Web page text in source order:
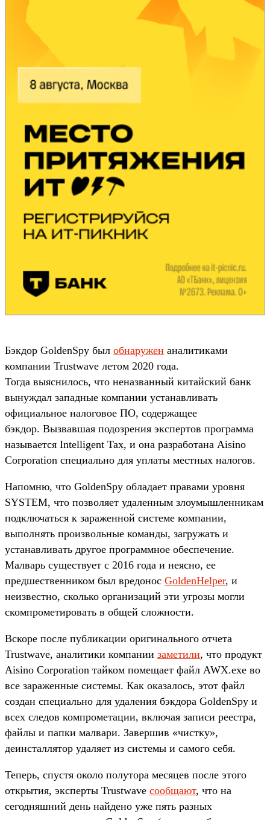
Бэкдор GoldenSpy был обнаружен аналитиками
компании Trustwave летом 2020 года.
Тогда выяснилось, что неназванный китайский банк
вынуждал западные компании устанавливать
официальное налоговое ПО, содержащее
бэкдор. Вызвавшая подозрения экспертов программа
называется Intelligent Tax, и она разработана Aisino
Corporation специально для уплаты местных налогов.
Напомню, что GoldenSpy обладает правами уровня
SYSTEM, что позволяет удаленным злоумышленникам
подключаться к зараженной системе компании,
выполнять произвольные команды, загружать и
устанавливать другое программное обеспечение.
Малварь существует с 2016 года и неясно, ее
предшественником был вредонос GoldenHelper, и
неизвестно, сколько организаций эти угрозы могли
скомпрометировать в общей сложности.
Вскоре после публикации оригинального отчета
Trustwave, аналитики компании заметили, что продукт
Aisino Corporation тайком помещает файл AWX.exe во
все зараженные системы. Как оказалось, этот файл
создан специально для удаления бэкдора GoldenSpy и
всех следов компрометации, включая записи реестра,
файлы и папки малвари. Завершив «чистку»,
деинсталлятор удаляет из системы и самого себя.
Теперь, спустя около полутора месяцев после этого
открытия, эксперты Trustwave сообщают, что на
сегодняшний день найдено уже пять разных